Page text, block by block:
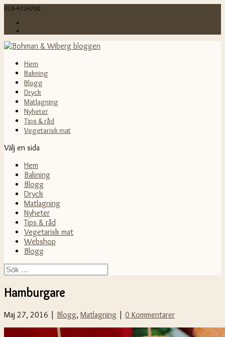
018-4724700
Hem
Bakning
Blogg
Dryck
Matlagning
Nyheter
Tips & råd
Vegetarisk mat
Välj en sida
Hem
Bakning
Blogg
Dryck
Matlagning
Nyheter
Tips & råd
Vegetarisk mat
Webshop
Blogg
Hamburgare
Maj 27, 2016 | Blogg, Matlagning | 0 Kommentarer